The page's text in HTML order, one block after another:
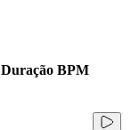
Duração BPM